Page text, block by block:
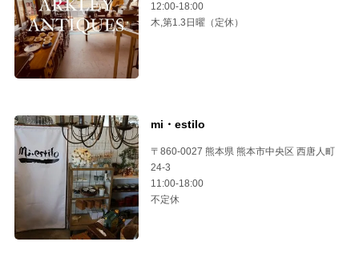
12:00-18:00
木,第1.3日曜（定休）
mi・estilo
〒860-0027 熊本県 熊本市中央区 西唐人町
24-3
11:00-18:00
不定休